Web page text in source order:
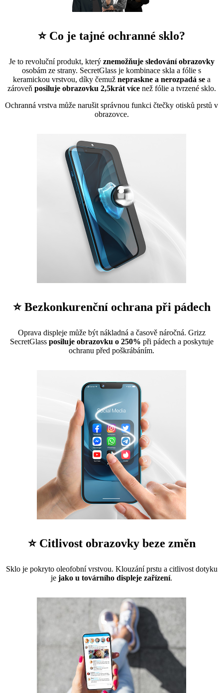
⭐ Co je tajné ochranné sklo?
Je to revoluční produkt, který znemožňuje sledování obrazovky
osobám ze strany. SecretGlass je kombinace skla a fólie s
keramickou vrstvou, díky čemuž nepraskne a nerozpadá sea
zároveň posiluje obrazovku 2,5krát vícenež fólie a tvrzené sklo.
Ochranná vrstva může narušit správnou funkci čtečky otisků prstů v
obrazovce.
⭐ Bezkonkurenční ochrana při pádech
Oprava displeje může být nákladná a časově náročná. Grizz
SecretGlass posiluje obrazovku o 250% při pádech a poskytuje
ochranu před poškrábáním.
⭐ Citlivost obrazovky beze změn
Sklo je pokryto oleofobní vrstvou. Klouzání prstu a citlivost dotyku
je jako u továrního displeje zařízení.